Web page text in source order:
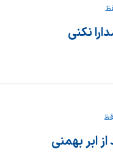
نکنی
ابر بهمنی